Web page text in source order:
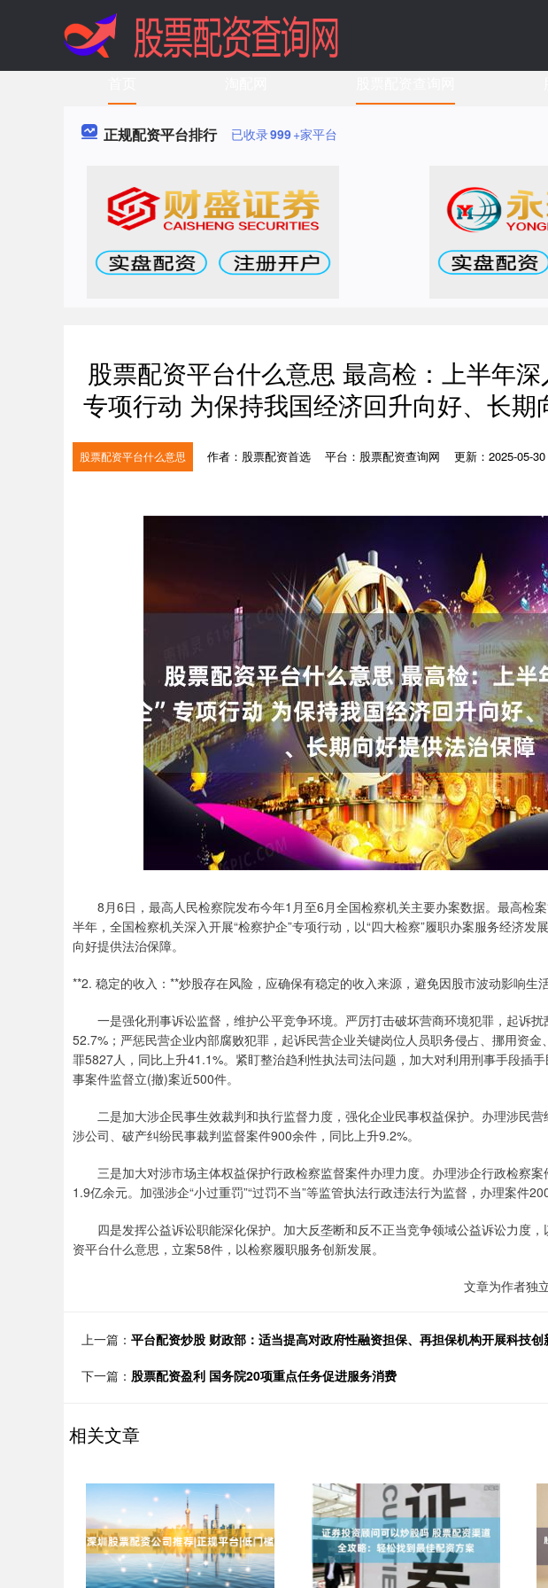
正规配资平台排行 已收录999+家平台
股票配资平台什么意思 最高检：上半年深
专项行动 为保持我国经济回升向好、长期
股票配资平台什么意思 作者：股票配资首选 平台：股票配资查询网 更新：2025-05-
8月6日，最高人民检察院发布今年1月至6月全国检察机关主要办案数据。最高检
半年，全国检察机关深入开展“检察护企”专项行动，以“四大检察”履职办案服务经济发
向好提供法治保障。
**2. 稳定的收入：**炒股存在风险，应确保有稳定的收入来源，避免因股市波动影响生活
一是强化刑事诉讼监督，维护公平竞争环境。严厉打击破坏营商环境犯罪，起诉扰
52.7%；严惩民营企业内部腐败犯罪，起诉民营企业关键岗位人员职务侵占、挪用资
罪5827人，同比上升41.1%。紧盯整治趋利性执法司法问题，加大对利用刑事手段插
事案件监督立(撤)案近500件。
二是加大涉企民事生效裁判和执行监督力度，强化企业民事权益保护。办理涉民营
涉公司、破产纠纷民事裁判监督案件900余件，同比上升9.2%。
三是加大对涉市场主体权益保护行政检察监督案件办理力度。办理涉企行政检察案
1.9亿余元。加强涉企“小过重罚”“过罚不当”等监管执法行政违法行为监督，办理案件200
四是发挥公益诉讼职能深化保护。加大反垄断和反不正当竞争领域公益诉讼力度，
资平台什么意思，立案58件，以检察履职服务创新发展。
文章为作者独
上一篇： 平台配资炒股 财政部：适当提高对政府性融资担保、再担保机构开展科技
下一篇： 股票配资盈利 国务院20项重点任务促进服务消费
相关文章